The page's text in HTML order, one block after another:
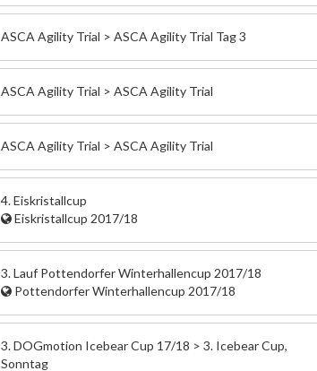
ASCA Agility Trial > ASCA Agility Trial Tag 3
ASCA Agility Trial > ASCA Agility Trial
ASCA Agility Trial > ASCA Agility Trial
4. Eiskristallcup
Eiskristallcup 2017/18
3. Lauf Pottendorfer Winterhallencup 2017/18
Pottendorfer Winterhallencup 2017/18
3. DOGmotion Icebear Cup 17/18 > 3. Icebear Cup,
Sonntag